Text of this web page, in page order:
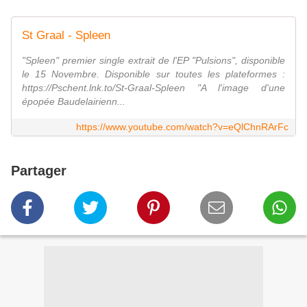
St Graal - Spleen
"Spleen" premier single extrait de l'EP "Pulsions", disponible
le 15 Novembre. Disponible sur toutes les plateformes :
https://Pschent.lnk.to/St-Graal-Spleen "A l'image d'une
épopée Baudelairienn...
https://www.youtube.com/watch?v=eQlChnRArFc
Partager